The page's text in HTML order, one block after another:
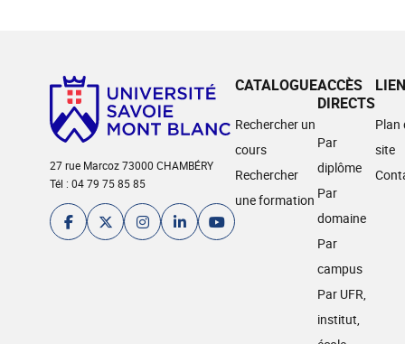
27 rue Marcoz 73000 CHAMBÉRY
Tél : 04 79 75 85 85
CATALOGUE
Rechercher un
cours
Rechercher
une formation
ACCÈS
DIRECTS
Par
diplôme
Par
domaine
Par
campus
Par UFR,
institut,
Plan
site